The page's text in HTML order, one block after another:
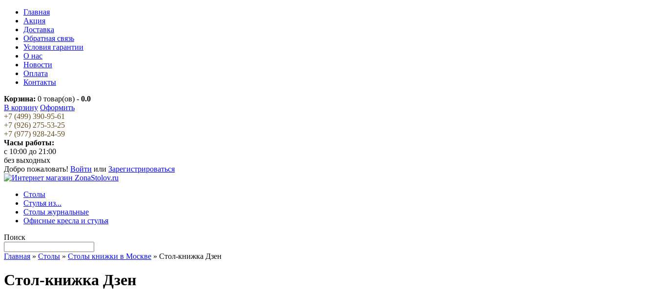
Главная
Акция
Доставка
Обратная связь
Условия гарантии
О нас
Новости
Оплата
Контакты
Корзина: 0 товар(ов) - 0.0
В корзину Оформить
+7 (499) 390-95-61
+7 (926) 275-53-25
+7 (977) 928-24-59
Часы работы:
c 10:00 до 21:00
без выходных
Добро пожаловать! Войти или Зарегистрироваться
Столы
Стулья из...
Столы журнальные
Офисные кресла и стулья
Поиск
Главная » Столы » Столы книжки в Москве » Стол-книжка Дзен
Стол-книжка Дзен